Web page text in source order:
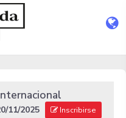
11/2025 Inscribirse